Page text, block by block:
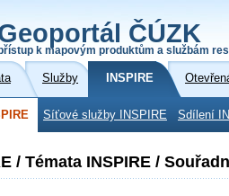
ČÚZK
k mapovým produktům a službám
Služby INSPIRE
Síťové služby INSPIRE Sdílení
/ Témata INSPIRE /